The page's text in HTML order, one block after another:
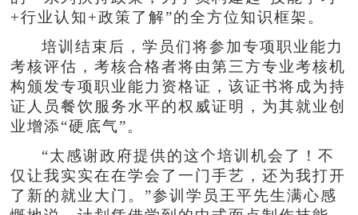
+行业认知+政策了解”的全方位知识框架。
培训结束后，学员们将参加专项职业能力
考核评估，考核合格者将由第三方专业考核机
构颁发专项职业能力资格证，该证书将成为持
证人员餐饮服务水平的权威证明，为其就业创
业增添“硬底气”。
“太感谢政府提供的这个培训机会了！不
仅让我实实在在学会了一门手艺，还为我打开
了新的就业大门。”参训学员王平先生满心感